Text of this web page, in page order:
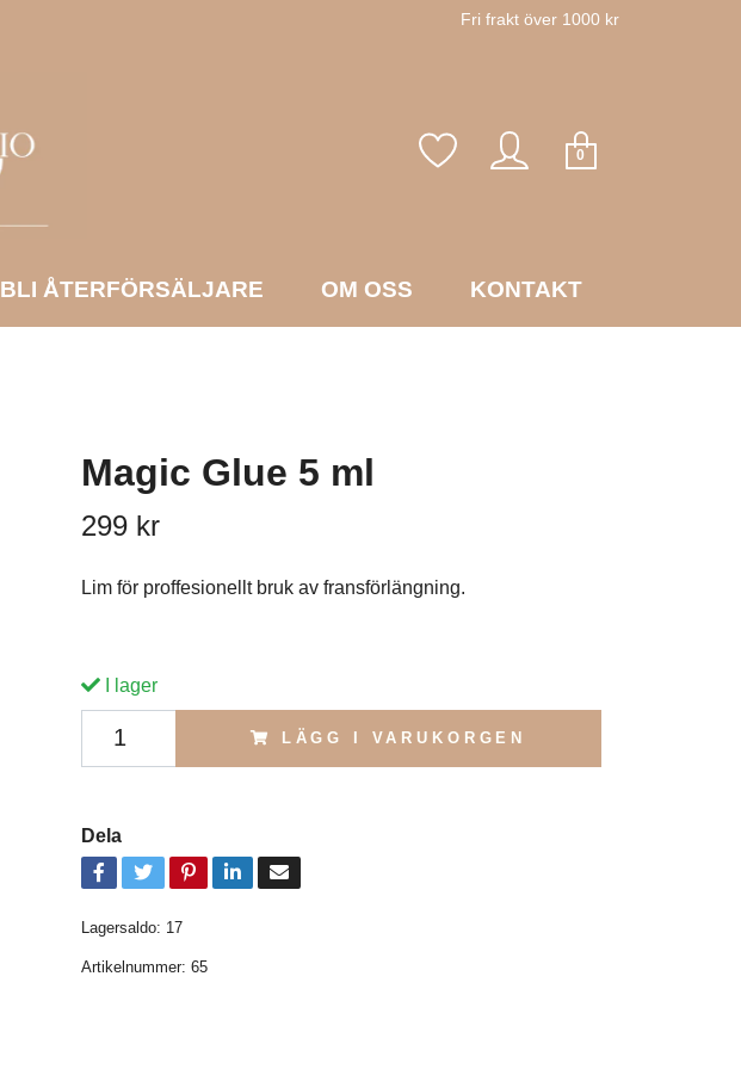
Fri frakt över 1000 kr
0
BLI ÅTERFÖRSÄLJARE OM OSS KONTAKT
Magic Glue 5 ml
299 kr
Lim för proffesionellt bruk av fransförlängning.
I lager
LÄGG I VARUKORGEN
Dela
Lagersaldo: 17
Artikelnummer: 65